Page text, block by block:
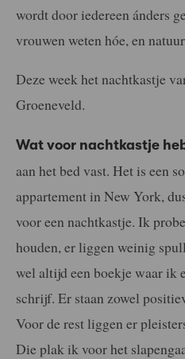
wordt door iedereen ánders
vrouwen weten hóe, en
Deze week het nachtkastje
Groeneveld.
Wat voor nachtkastje
aan het bed vast. Het is een
appartement in New York,
voor een nachtkastje. Ik
houden, er liggen weinig
wel altijd een boekje waar ik
schrijf. Er staan zowel
Voor de rest liggen er
Die plak ik voor het